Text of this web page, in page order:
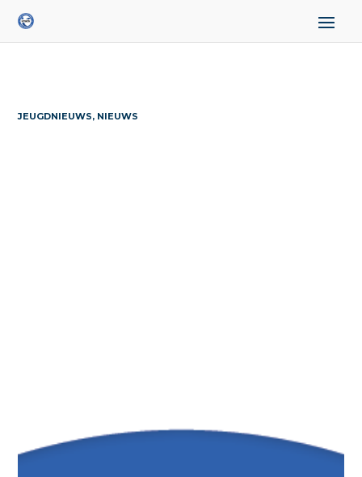
JEUGDNIEUWS, NIEUWS